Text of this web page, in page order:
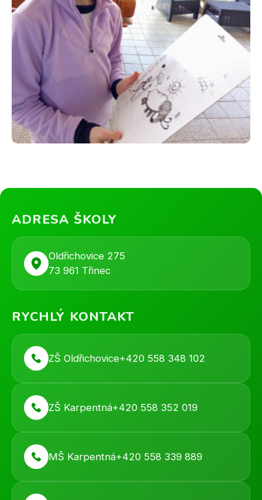
ADRESA ŠKOLY
Oldřichovice 275
73 961 Třinec
RYCHLÝ KONTAKT
ZŠ Oldřichovice+420 558 348 102
ZŠ Karpentná+420 558 352 019
MŠ Karpentná+420 558 339 889